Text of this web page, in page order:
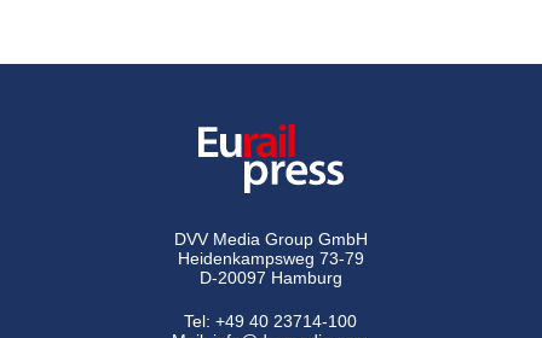
DVV Media Group GmbH
Heidenkampsweg 73-79
D-20097 Hamburg
Tel:+49 40 23714-100